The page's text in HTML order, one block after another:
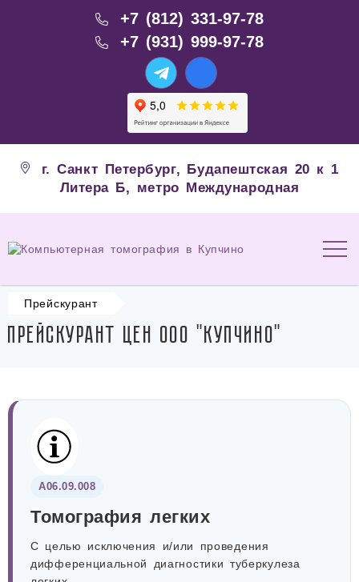
+7 (812) 331-97-78
+7 (931) 999-97-78
г. Санкт Петербург, Будапештская 20 к 1
Литера Б, метро Международная
Прейскурант
Прейскурант цен ООО "Купчино"
А06.09.008
Томография легких
С целью исключения и/или проведения
дифференциальной диагностики туберкулеза